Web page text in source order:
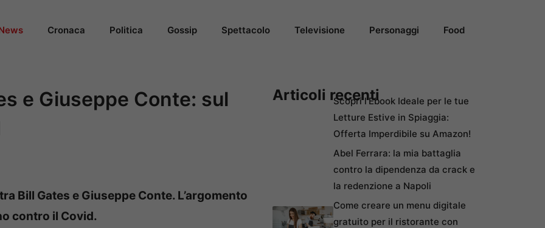
Cronaca Politica Gossip Spettacolo Televisione Personaggi Food
e Giuseppe Conte: sul
Bill Gates e Giuseppe Conte. L’argomento
contro il Covid.
Articoli recentiScopri l’Ebook Ideale per le tue
Letture Estive in Spiaggia:
Offerta Imperdibile su Amazon!
Abel Ferrara: la mia battaglia
contro la dipendenza da crack e
la redenzione a Napoli
Come creare un menu digitale
gratuito per il ristorante con